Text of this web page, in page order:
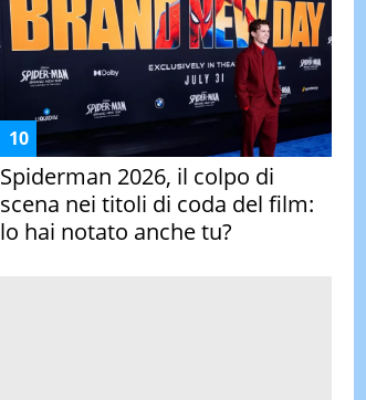
Spiderman 2026, il colpo di
scena nei titoli di coda del film:
lo hai notato anche tu?